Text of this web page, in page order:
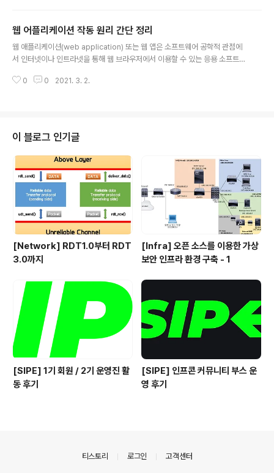
만 조작하고, Controller는 Model을 통하여 데이터를 가
져오게 되며, 그 정보를 바탕으로 시각적인 표현을 담당하
는 View를 통해 사용자에게 전달하게 된다. 간단히 말해
출력을 받는다고 볼 수 있다. 일종의 추상화 개념이라고 볼
웹 어플리케이션 작동 원리 간단 정리
웹 애플리케이션(web application) 또는 웹 앱은 소프트웨어 공학적 관점에
서 인터넷이나 인트라넷을 통해 웹 브라우저에서 이용할 수 있는 응용 소프트웨
으로 클라이언트 - 서버 구조로 이루어지는데, 그 원리는 다음과 같다. 사용자가
다. 받은 응답을 기반으로 웹 브라우저는 해당 내용을 해석하여 사용자에게 보
여준다. 실무에서는 프론트엔드(FE), 백엔드(BE)로 업무를 분담하고 있다. 프론
트엔..
0 0 2021. 3. 2.
이 블로그 인기글
[Network] RDT1.0부터 RDT
3.0까지
[Infra] 오픈 소스를 이용한 가상
보안 인프라 환경 구축 - 1
[SIPE] 1기 회원 / 2기 운영진 활
동 후기
[SIPE] 인프콘 커뮤니티 부스 운
영 후기
티스토리 로그인 고객센터